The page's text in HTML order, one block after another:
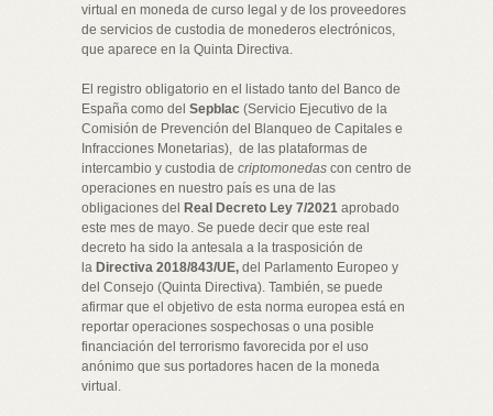
virtual en moneda de curso legal y de los proveedores
de servicios de custodia de monederos electrónicos,
que aparece en la Quinta Directiva.
El registro obligatorio en el listado tanto del Banco de
España como del Sepblac (Servicio Ejecutivo de la
Comisión de Prevención del Blanqueo de Capitales e
Infracciones Monetarias), de las plataformas de
intercambio y custodia de criptomonedas con centro de
operaciones en nuestro país es una de las
obligaciones del Real Decreto Ley 7/2021 aprobado
este mes de mayo. Se puede decir que este real
decreto ha sido la antesala a la trasposición de
la Directiva 2018/843/UE, del Parlamento Europeo y
del Consejo (Quinta Directiva). También, se puede
afirmar que el objetivo de esta norma europea está en
reportar operaciones sospechosas o una posible
financiación del terrorismo favorecida por el uso
anónimo que sus portadores hacen de la moneda
virtual.